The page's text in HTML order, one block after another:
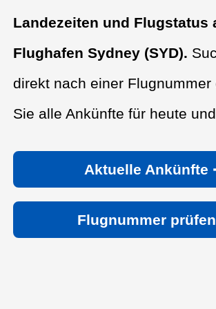
Landezeiten und Flugstatus
Flughafen Sydney (SYD).
direkt nach einer Flugnummer
Sie alle Ankünfte für heute
Aktuelle Ankünfte
Flugnummer